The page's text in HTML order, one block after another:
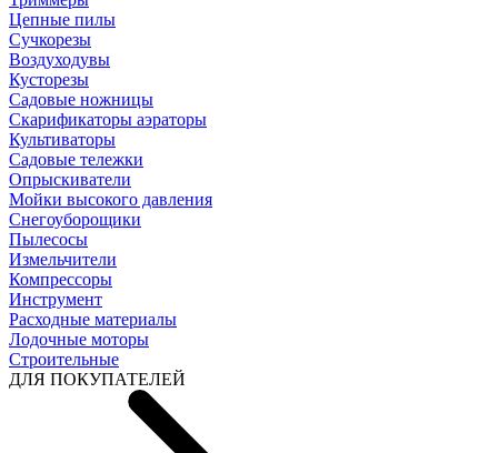
Цепные пилы
Cучкорезы
Воздуходувы
Кусторезы
Садовые ножницы
Скарификаторы аэраторы
Культиваторы
Садовые тележки
Опрыскиватели
Мойки высокого давления
Снегоуборощики
Пылесосы
Измельчители
Компрессоры
Инструмент
Расходные материалы
Лодочные моторы
Строительные
ДЛЯ ПОКУПАТЕЛЕЙ